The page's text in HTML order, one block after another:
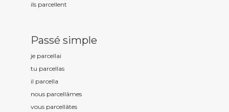
ils parcellent
Passé simple
je parcellai
tu parcellas
il parcella
nous parcellâmes
vous parcellâtes